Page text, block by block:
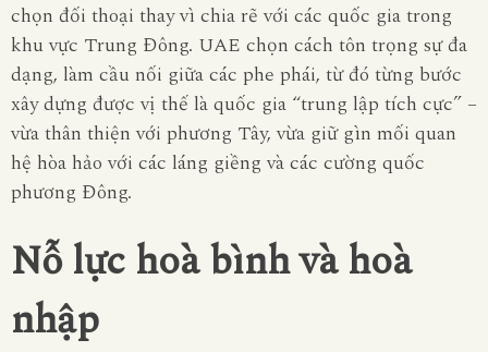
chọn đối thoại thay vì chia rẽ với các quốc gia trong
khu vực Trung Đông. UAE chọn cách tôn trọng sự đa
dạng, làm cầu nối giữa các phe phái, từ đó từng bước
xây dựng được vị thế là quốc gia “trung lập tích cực” –
vừa thân thiện với phương Tây, vừa giữ gìn mối quan
hệ hòa hảo với các láng giềng và các cường quốc
phương Đông.
Nỗ lực hoà bình và hoà
nhập